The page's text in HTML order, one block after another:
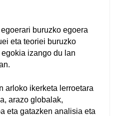
buruzko egoera
eta teoriei buruzko
izango du lan
arloko ikerketa lerroetara
arazo globalak,
eta gatazken analisia eta